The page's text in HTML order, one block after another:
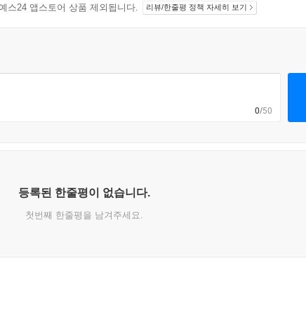
스24 앱스토어 상품 제외됩니다.
리뷰/한줄평 정책 자세히 보기
0/50
등록된 한줄평이 없습니다.
첫번째 한줄평을 남겨주세요.